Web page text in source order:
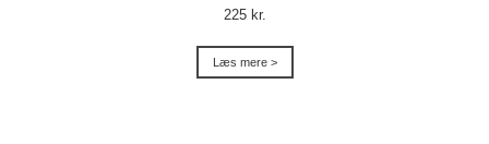
225 kr.
Læs mere >